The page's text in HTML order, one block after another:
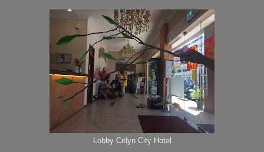
Lobby Celyn City Hotel